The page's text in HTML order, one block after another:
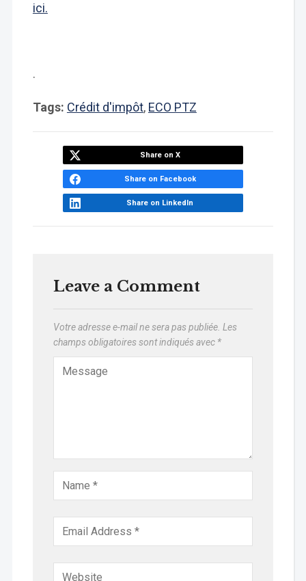
ici.
.
Tags: Crédit d'impôt, ECO PTZ
Share on X
Share on Facebook
Share on LinkedIn
Leave a Comment
Votre adresse e-mail ne sera pas publiée. Les
champs obligatoires sont indiqués avec *